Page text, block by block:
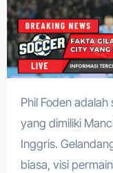
Phil Foden adalah salah satu talenta paling bersinar
yang dimiliki
Inggris.
biasa, visi